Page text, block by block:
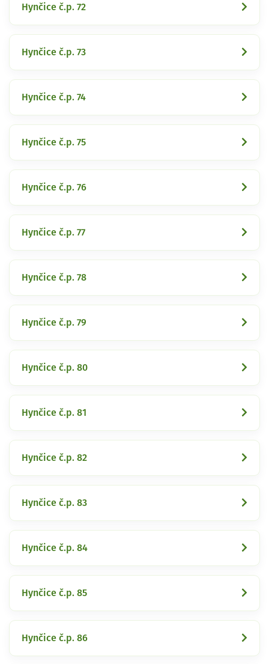
Hynčice č.p. 72
Hynčice č.p. 73
Hynčice č.p. 74
Hynčice č.p. 75
Hynčice č.p. 76
Hynčice č.p. 77
Hynčice č.p. 78
Hynčice č.p. 79
Hynčice č.p. 80
Hynčice č.p. 81
Hynčice č.p. 82
Hynčice č.p. 83
Hynčice č.p. 84
Hynčice č.p. 85
Hynčice č.p. 86